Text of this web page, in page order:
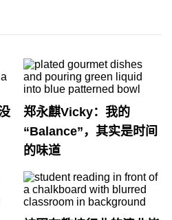
郑永麒Vicky：我的
“Balance”，其实是时间
的味道